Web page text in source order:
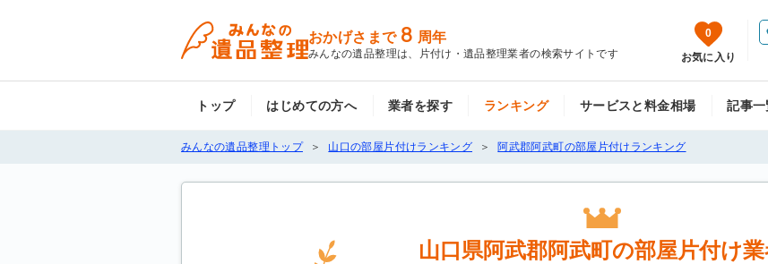
おかげさまで 8 周年
みんなの遺品整理は、片付け・遺品整理業者の検索サイトです
0
お気に入り
トップ はじめての方へ 業者を探す ランキング サービスと料金相場 記事一
みんなの遺品整理トップ 山口の部屋片付けランキング 阿武郡阿武町の部屋片付けランキング
山口県阿武郡阿武町の部屋片付け